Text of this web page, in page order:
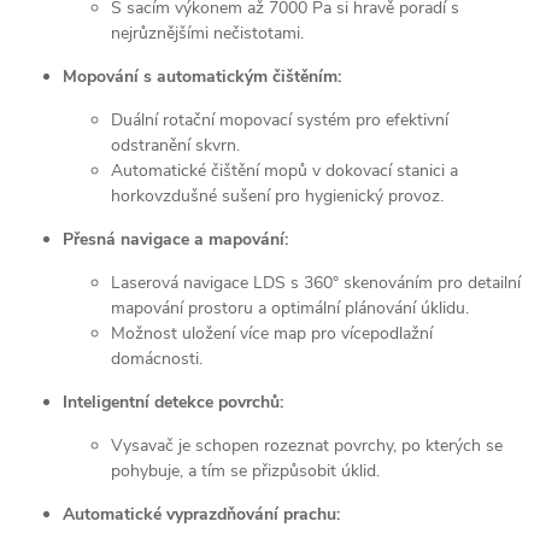
S sacím výkonem až 7000 Pa si hravě poradí s
nejrůznějšími nečistotami.
Mopování s automatickým čištěním:
Duální rotační mopovací systém pro efektivní
odstranění skvrn.
Automatické čištění mopů v dokovací stanici a
horkovzdušné sušení pro hygienický provoz.
Přesná navigace a mapování:
Laserová navigace LDS s 360° skenováním pro detailní
mapování prostoru a optimální plánování úklidu.
Možnost uložení více map pro vícepodlažní
domácnosti.
Inteligentní detekce povrchů:
Vysavač je schopen rozeznat povrchy, po kterých se
pohybuje, a tím se přizpůsobit úklid.
Automatické vyprazdňování prachu: